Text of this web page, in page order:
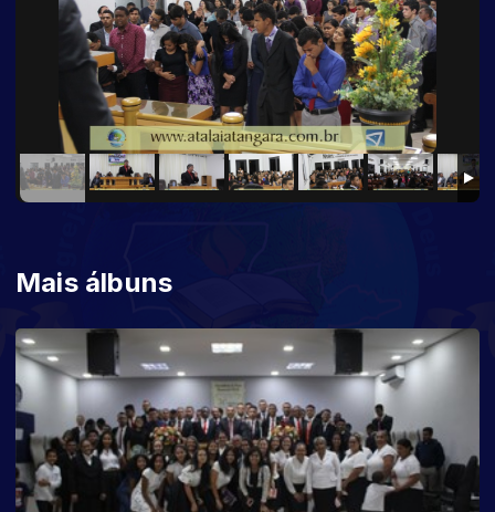
Mais álbuns